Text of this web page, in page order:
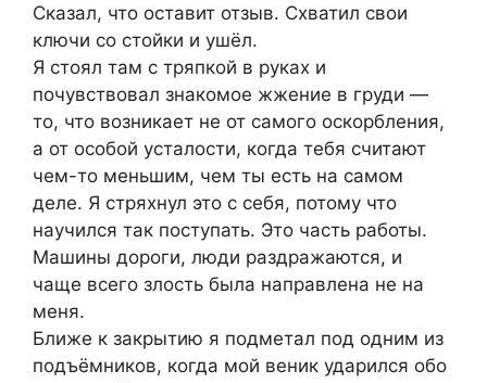
Сказал, что оставит отзыв. Схватил свои
ключи со стойки и ушёл.
Я стоял там с тряпкой в руках и
почувствовал знакомое жжение в груди —
то, что возникает не от самого оскорбления,
а от особой усталости, когда тебя считают
чем-то меньшим, чем ты есть на самом
деле. Я стряхнул это с себя, потому что
научился так поступать. Это часть работы.
Машины дороги, люди раздражаются, и
чаще всего злость была направлена не на
меня.
Ближе к закрытию я подметал под одним из
подъёмников, когда мой веник ударился обо